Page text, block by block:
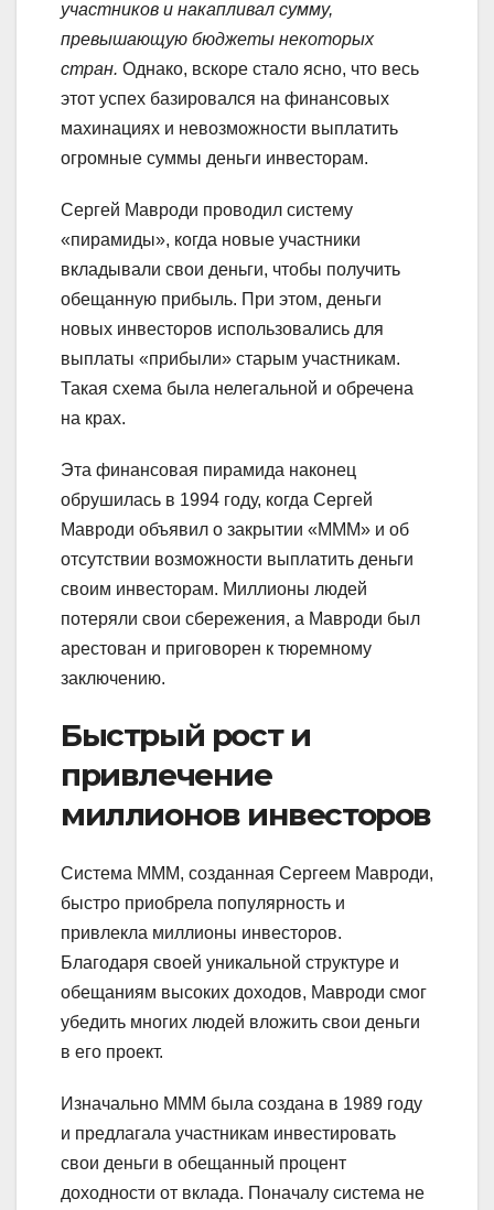
участников и накапливал сумму,
превышающую бюджеты некоторых
стран. Однако, вскоре стало ясно, что весь
этот успех базировался на финансовых
махинациях и невозможности выплатить
огромные суммы деньги инвесторам.
Сергей Мавроди проводил систему
«пирамиды», когда новые участники
вкладывали свои деньги, чтобы получить
обещанную прибыль. При этом, деньги
новых инвесторов использовались для
выплаты «прибыли» старым участникам.
Такая схема была нелегальной и обречена
на крах.
Эта финансовая пирамида наконец
обрушилась в 1994 году, когда Сергей
Мавроди объявил о закрытии «МММ» и об
отсутствии возможности выплатить деньги
своим инвесторам. Миллионы людей
потеряли свои сбережения, а Мавроди был
арестован и приговорен к тюремному
заключению.
Быстрый рост и
привлечение
миллионов инвесторов
Система МММ, созданная Сергеем Мавроди,
быстро приобрела популярность и
привлекла миллионы инвесторов.
Благодаря своей уникальной структуре и
обещаниям высоких доходов, Мавроди смог
убедить многих людей вложить свои деньги
в его проект.
Изначально МММ была создана в 1989 году
и предлагала участникам инвестировать
свои деньги в обещанный процент
доходности от вклада. Поначалу система не